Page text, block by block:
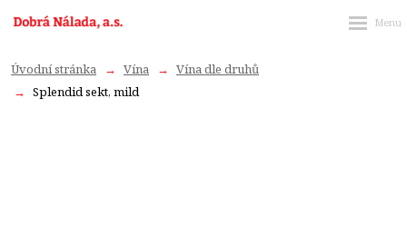
Úvodní stránka Vína
Vína dle druhů
Splendid sekt, mild